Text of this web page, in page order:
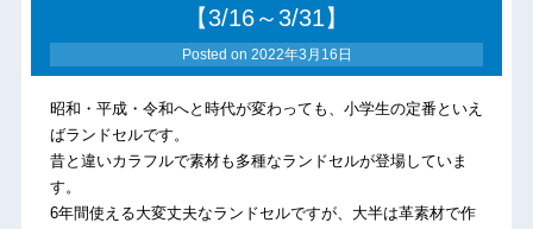
【3/16～3/31】
Posted on 2022年3月16日
昭和・平成・令和へと時代が変わっても、小学生の定番といえ
ばランドセルです。
昔と違いカラフルで素材も多種なランドセルが登場していま
す。
6年間使える大変丈夫なランドセルですが、大半は革素材で作